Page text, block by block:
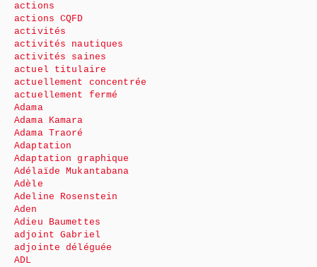
actions
actions CQFD
activités
activités nautiques
activités saines
actuel titulaire
actuellement concentrée
actuellement fermé
Adama
Adama Kamara
Adama Traoré
Adaptation
Adaptation graphique
Adélaïde Mukantabana
Adèle
Adeline Rosenstein
Aden
Adieu Baumettes
adjoint Gabriel
adjointe déléguée
ADL